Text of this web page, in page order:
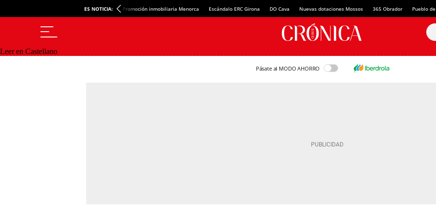
ES NOTICIA: Promoción inmobiliaria Menorca Escándalo ERC Girona DO Cava Nuevas dotaciones Mossos 365 Obrador Pueblo
Leer en Castellano
Pásate al MODO AHORRO